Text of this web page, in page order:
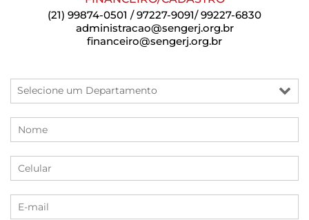
(21) 99874-0501 / 97227-9091/ 99227-6830
administracao@sengerj.org.br
financeiro@sengerj.org.br